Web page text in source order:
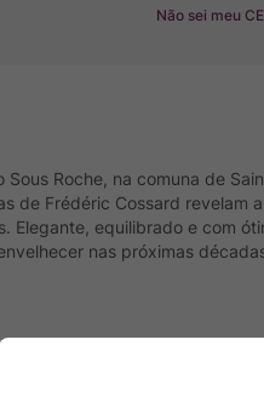
Não sei meu
Roche, na comuna de
de Frédéric Cossard revelam
Elegante, equilibrado e com
nas próximas
como pato, queijos